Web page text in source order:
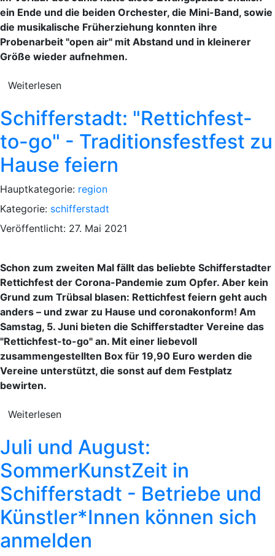
ein Ende und die beiden Orchester, die Mini-Band, sowie
die musikalische Früherziehung konnten ihre
Probenarbeit "open air" mit Abstand und in kleinerer
Größe wieder aufnehmen.
Weiterlesen
Schifferstadt: "Rettichfest-
to-go" - Traditionsfestfest zu
Hause feiern
Hauptkategorie: region
Kategorie: schifferstadt
Veröffentlicht: 27. Mai 2021
Schon zum zweiten Mal fällt das beliebte Schifferstadter
Rettichfest der Corona-Pandemie zum Opfer. Aber kein
Grund zum Trübsal blasen: Rettichfest feiern geht auch
anders – und zwar zu Hause und coronakonform! Am
Samstag, 5. Juni bieten die Schifferstadter Vereine das
"Rettichfest-to-go" an. Mit einer liebevoll
zusammengestellten Box für 19,90 Euro werden die
Vereine unterstützt, die sonst auf dem Festplatz
bewirten.
Weiterlesen
Juli und August:
SommerKunstZeit in
Schifferstadt - Betriebe und
Künstler*Innen können sich
anmelden